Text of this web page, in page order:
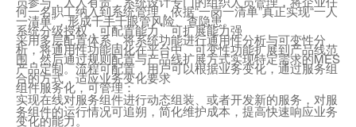
何一名职工纳入到系统管理，依据“一岗一清单”真正实现“一人
一清单”，形成千手千眼管风险、查隐患。
系统分级授权，可配置能力、可扩展能力强
采用多层配置体系，将系统功能进行通用性分析与可变性分
析，将通用性功能固化在平台中、可变性功能扩展到产品线范
围，然后通过规则配置与产品线扩展方式实现特定需求的MES
产品定制。流程可配置，用户可以根据业务变化，通过服务组
合的方式，适应业务变化要求
组件服务化，可管理：
实现在线对服务组件进行动态组装、或者开发新的服务，对服
务组件的运行情况可追朔，简化维护成本，提高快速响应业务
变化的能力。